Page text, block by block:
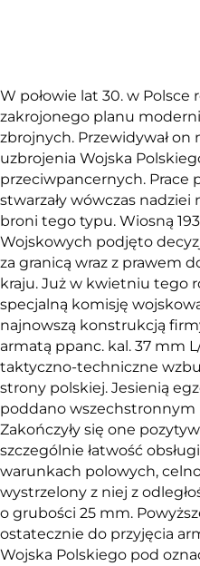
W połowie lat 30. w Polsce
zakrojonego planu
zbrojnych. Przewidywał
uzbrojenia Wojska
przeciwpancernych. Prace
stwarzały wówczas
broni tego typu. Wiosną
Wojskowych podjęto
za granicą wraz z prawem
kraju. Już w kwietniu tego
specjalną komisję
najnowszą konstrukcją
armatą ppanc. kal. 37 mm
taktyczno-techniczne
strony polskiej. Jesienią
poddano wszechstronnym
Zakończyły się one
szczególnie łatwość
warunkach polowych,
wystrzelony z niej z
o grubości 25 mm.
ostatecznie do przyjęcia
Wojska Polskiego pod